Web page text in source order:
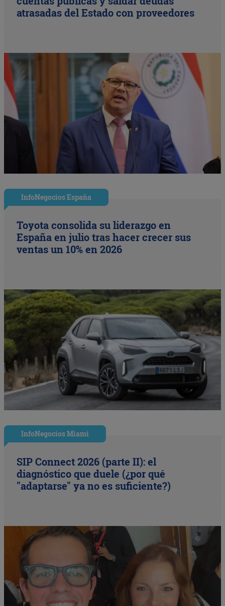
atrasadas del Estado con proveedores
InfoNegocios España
Toyota consolida su liderazgo en
España en julio tras hacer crecer sus
ventas un 10% en 2026
InfoNegocios Miami
SIP Connect 2026 (parte II): el
diagnóstico que duele (¿por qué
"adaptarse" ya no es suficiente?)